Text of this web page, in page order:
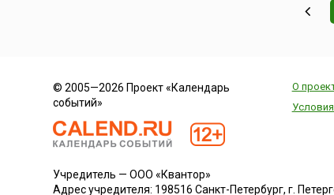
© 2005—2026 Проект «Календарь
событий»
О
Учредитель — ООО «Квантор»
Адрес учредителя: 198516 Санкт-Петербург, г.